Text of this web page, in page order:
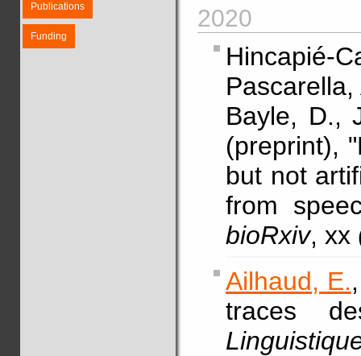
Publications
Funding
2020
Bayle, D.,
(preprint),
but not
from
bioRxiv, xx
Ailhaud, E.
traces